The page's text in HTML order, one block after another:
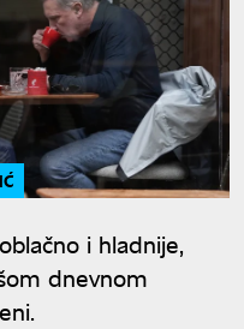
i hladnije,
dnevnom